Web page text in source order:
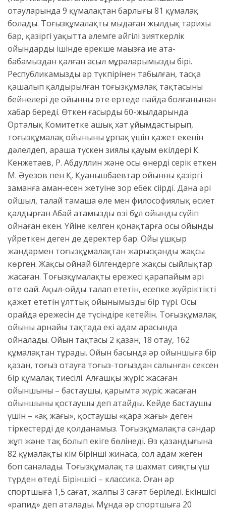
отауларында 9 құмалақтан барлығы 81 құмалақ
болады. Тоғызқұмалақтың мыңдаған жылдық тарихы
бар, қазіргі уақытта әлемге әйгілі зияткерлік
ойындардың ішінде ерекше маңызға ие ата-
бабамыздан қалған асыл мұраларымыздың бірі.
Республикамыздың әр түкпірінен табылған, тасқа
қашалып қалдырылған тоғызқұмалақ тақтасының
бейнелері де ойынның өте ертеде пайда болғанынан
хабар береді. Өткен ғасырдың 60-жылдарында
Орталық Комитетке ашық хат ұйымдастырып,
тоғызқұмалақ ойынының ұрпақ үшін қажет екенін
дәлелдеп, араша түскен зиялы қауым өкілдері К.
Кенжетаев, Р. Абдуллин және осы өнерді серік еткен
М. Әуезов пен Қ. Қуанышбаевтар ойынның қазіргі
заманға аман-есен жетуіне зор еңбек сіңірді. Дана əрі
ойшыл, талай тамаша өлең мен философиялық өсиет
қалдырған Абай атамыздың өзі бұл ойынды сүйіп
ойнаған екен. Үйіне келген қонақтарға осы ойынды
үйреткен деген де деректер бар. Ойы ұшқыр
жандармен тоғызқұмалақтан жарысқанды жақсы
көрген. Жақсы ойнай білгендерге жақсы сыйлықтар
жасаған. Тоғызқұмалақтың ережесі қарапайым əрі
өте оңай. Ақыл-ойды талап ететін, есепке жүйріктікті
қажет ететін ұлттық ойынымыздың бір түрі. Осы
орайда ережесін де түсіндіре кетейін. Тоғызқұмалақ
ойыны арнайы тақтада екі адам арасында
ойналады. Ойын тақтасы 2 қазан, 18 отау, 162
құмалақтан тұрады. Ойын басында əр ойыншыға бір
қазан, тоғыз отауға тоғыз-тоғыздан салынған сексен
бір құмалақ тиесілі. Алғашқы жүріс жасаған
ойыншыны – бастаушы, қарымта жүріс жасаған
ойыншыны қостаушы деп атайды. Кейде бастаушы
үшін – «ақ жағы», қостаушы «қара жағы» деген
тіркестерді де қолданамыз. Тоғызқұмалақта сандар
жұп жəне тақ болып екіге бөлінеді. Өз қазандығына
82 құмалақты кім бірінші жинаса, сол адам жеңген
боп саналады. Тоғызқұмалақ та шахмат сияқты үш
түрден өтеді. Біріншісі – классика. Оған əр
спортшыға 1,5 сағат, жалпы 3 сағат беріледі. Екіншісі
«рапид» деп аталады. Мұнда əр спортшыға 20